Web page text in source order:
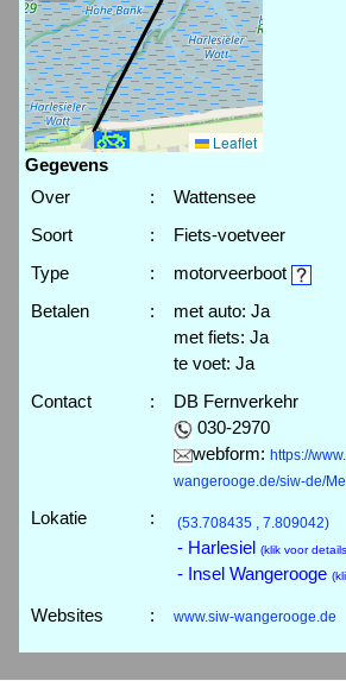
Leaflet
Gegevens
Over
:
Wattensee
Soort
:
Fiets-voetveer
Type
:
motorveerboot
Betalen
:
met auto: Ja
met fiets: Ja
te voet: Ja
Contact
:
DB Fernverkehr
030-2970
webform: https://
wangerooge.de/siw-de/
Lokatie : (53.708435 , 7.809042)
- Harlesiel (klik voor
- Insel Wangerooge
Websites : www.siw-wangerooge.de